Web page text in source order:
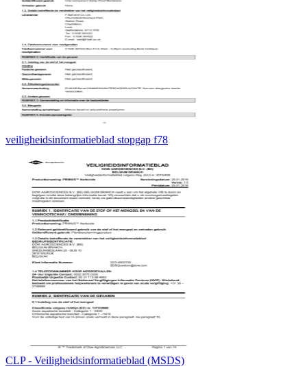
veiligheidsinformatieblad stopgap f78
CLP - Veiligheidsinformatieblad (MSDS)